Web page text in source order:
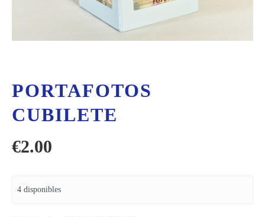
PORTAFOTOS
CUBILETE
€2.00
4 disponibles